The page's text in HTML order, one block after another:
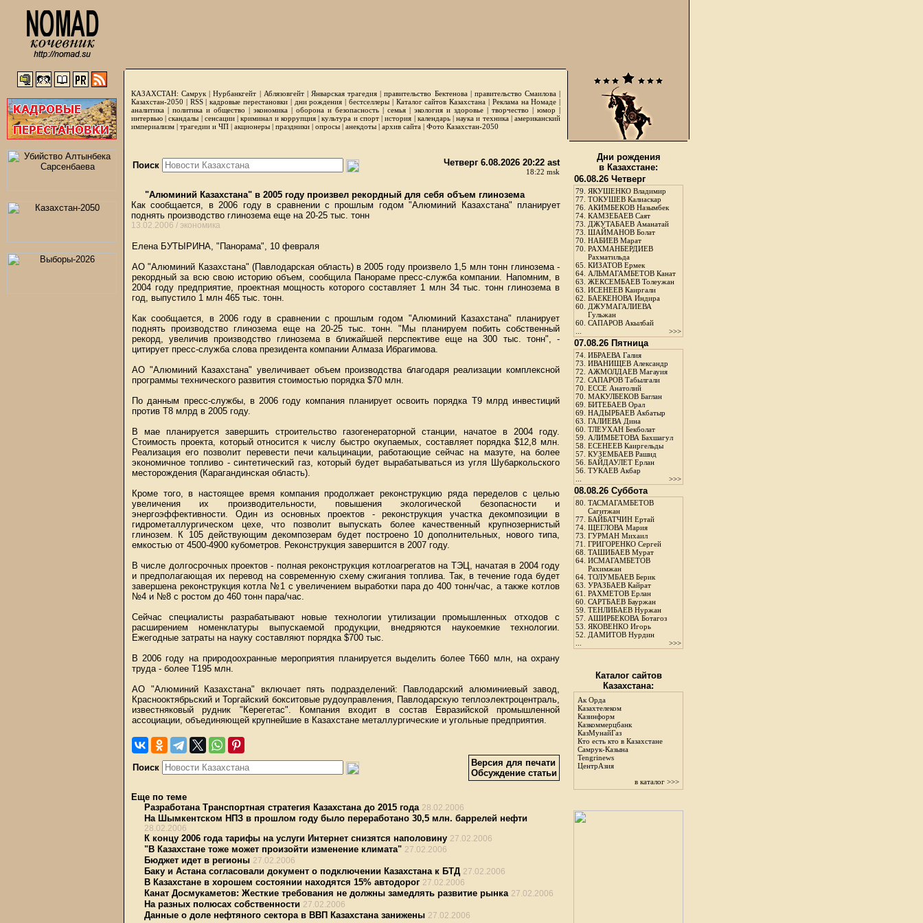
КАЗАХСТАН: Самрук |Нурбанкгейт | Аблязовгейт| Январская трагедия |правительство Бектенова| правительство Смаилова|
Казахстан-2050 | RSS|кадровые перестановки| дни рождения | бестселлеры| Каталог сайтов Казахстана | Реклама на Номаде |
аналитика | политика и общество | экономика | оборона и безопасность | семья | экология и здоровье | творчество | юмор |
интервью |скандалы | сенсации|криминал и коррупция|культура и спорт|история | календарь|наука и техника|американский
империализм | трагедии и ЧП | акционеры | праздники | опросы | анекдоты | архив сайта | Фото Казахстан-2050
Поиск Четверг 6.08.2026 20:22 ast
18:22 msk
"Алюминий Казахстана" в 2005 году произвел рекордный для себя объем глинозема
Как сообщается, в 2006 году в сравнении с прошлым годом "Алюминий Казахстана" планирует
поднять производство глинозема еще на 20-25 тыс. тонн
13.02.2006 / экономика
Елена БУТЫРИНА, "Панорама", 10 февраля
АО "Алюминий Казахстана" (Павлодарская область) в 2005 году произвело 1,5 млн тонн глинозема -
рекордный за всю свою историю объем, сообщила Панораме пресс-служба компании. Напомним, в
2004 году предприятие, проектная мощность которого составляет 1 млн 34 тыс. тонн глинозема в
год, выпустило 1 млн 465 тыс. тонн.
Как сообщается, в 2006 году в сравнении с прошлым годом "Алюминий Казахстана" планирует
поднять производство глинозема еще на 20-25 тыс. тонн. "Мы планируем побить собственный
рекорд, увеличив производство глинозема в ближайшей перспективе еще на 300 тыс. тонн", -
цитирует пресс-служба слова президента компании Алмаза Ибрагимова.
АО "Алюминий Казахстана" увеличивает объем производства благодаря реализации комплексной
программы технического развития стоимостью порядка $70 млн.
По данным пресс-службы, в 2006 году компания планирует освоить порядка Т9 млрд инвестиций
против Т8 млрд в 2005 году.
В мае планируется завершить строительство газогенераторной станции, начатое в 2004 году.
Стоимость проекта, который относится к числу быстро окупаемых, составляет порядка $12,8 млн.
Реализация его позволит перевести печи кальцинации, работающие сейчас на мазуте, на более
экономичное топливо - синтетический газ, который будет вырабатываться из угля Шубаркольского
месторождения (Карагандинская область).
Кроме того, в настоящее время компания продолжает реконструкцию ряда переделов с целью
увеличения их производительности, повышения экологической безопасности и
энергоэффективности. Один из основных проектов - реконструкция участка декомпозиции в
гидрометаллургическом цехе, что позволит выпускать более качественный крупнозернистый
глинозем. К 105 действующим декомпозерам будет построено 10 дополнительных, нового типа,
емкостью от 4500-4900 кубометров. Реконструкция завершится в 2007 году.
В числе долгосрочных проектов - полная реконструкция котлоагрегатов на ТЭЦ, начатая в 2004 году
и предполагающая их перевод на современную схему сжигания топлива. Так, в течение года будет
завершена реконструкция котла №1 с увеличением выработки пара до 400 тонн/час, а также котлов
№4 и №8 с ростом до 460 тонн пара/час.
Сейчас специалисты разрабатывают новые технологии утилизации промышленных отходов с
расширением номенклатуры выпускаемой продукции, внедряются наукоемкие технологии.
Ежегодные затраты на науку составляют порядка $700 тыс.
В 2006 году на природоохранные мероприятия планируется выделить более Т660 млн, на охрану
труда - более Т195 млн.
АО "Алюминий Казахстана" включает пять подразделений: Павлодарский алюминиевый завод,
Краснооктябрьский и Торгайский бокситовые рудоуправления, Павлодарскую теплоэлектроцентраль,
известняковый рудник "Керегетас". Компания входит в состав Евразийской промышленной
ассоциации, объединяющей крупнейшие в Казахстане металлургические и угольные предприятия.
Поиск
Версия для печати
Обсуждение статьи
Еще по теме
Разработана Транспортная стратегия Казахстана до 2015 года 28.02.2006
На Шымкентском НПЗ в прошлом году было переработано 30,5 млн. баррелей нефти
28.02.2006
К концу 2006 года тарифы на услуги Интернет снизятся наполовину 27.02.2006
"В Казахстане тоже может произойти изменение климата" 27.02.2006
Бюджет идет в регионы 27.02.2006
Баку и Acтана согласовали документ о подключении Казахстана к БТД 27.02.2006
В Казахстане в хорошем состоянии находятся 15% автодорог 27.02.2006
Канат Досмукаметов: Жесткие требования не должны замедлять развитие рынка 27.02.2006
На разных полюсах собственности 27.02.2006
Данные о доле нефтяного сектора в ВВП Казахстана занижены 27.02.2006
Дни рождения
в Казахстане:
06.08.26 Четверг
79. ЯКУШЕНКО Владимир
77. ТОКУШЕВ Калиаскар
76. АКИМБЕКОВ Назымбек
74. КАМЗЕБАЕВ Саят
73. ДЖУТАБАЕВ Аманатай
73. ШАЙМАНОВ Болат
70. НАБИЕВ Марат
70. РАХМАНБЕРДИЕВ
Рахматильда
65. КИЗАТОВ Ермек
64. АЛЬМАГАМБЕТОВ Канат
63. ЖЕКСЕМБАЕВ Толеужан
63. ИСЕНЕЕВ Каиргали
62. БАЕКЕНОВА Индира
60. ДЖУМАГАЛИЕВА
Гульжан
60. САПАРОВ Акылбай
>>>
07.08.26 Пятница
74. ИБРАЕВА Галия
73. ИВАНИЩЕВ Александр
72. АЖМОЛДАЕВ Магауия
72. САПАРОВ Табылгали
70. ЕССЕ Анатолий
70. МАКУЛБЕКОВ Баглан
69. БИТЕБАЕВ Орал
69. НАДЫРБАЕВ Акбатыр
63. ГАЛИЕВА Дина
60. ТЛЕУХАН Бекболат
59. АЛИМБЕТОВА Бахшагул
58. ЕСЕНЕЕВ Каиргельды
57. КУЗЕМБАЕВ Рашид
56. БАЙДАУЛЕТ Ерлан
56. ТУКАЕВ Акбар
>>>
08.08.26 Суббота
80. ТАСМАГАМБЕТОВ
Сагитжан
77. БАЙБАТЧИН Ертай
74. ЩЕГЛОВА Мария
73. ГУРМАН Михаил
71. ГРИГОРЕНКО Сергей
68. ТАШИБАЕВ Мурат
64. ИСМАГАМБЕТОВ
Рахимжан
64. ТОЛУМБАЕВ Берик
63. УРАЗБАЕВ Кайрат
61. РАХМЕТОВ Ерлан
60. САРТБАЕВ Бауржан
59. ТЕНЛИБАЕВ Нуржан
57. АШИРБЕКОВА Ботагоз
53. ЯКОВЕНКО Игорь
52. ДАМИТОВ Нурдин
>>>
Каталог сайтов
Казахстана:
Ак Орда
Казахтелеком
Казинформ
Казкоммерцбанк
КазМунайГаз
Кто есть кто в Казахстане
Самрук-Казына
Tengrinews
ЦентрАзия
в каталог >>>